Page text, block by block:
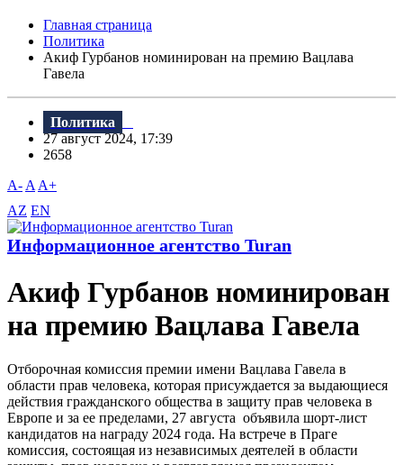
Главная страница
Политика
Акиф Гурбанов номинирован на премию Вацлава
Гавела
Политика
27 август 2024, 17:39
2658
A- A A+
AZ EN
Информационное агентство Turan
Акиф Гурбанов номинирован
на премию Вацлава Гавела
Отборочная комиссия премии имени Вацлава Гавела в
области прав человека, которая присуждается за выдающиеся
действия гражданского общества в защиту прав человека в
Европе и за ее пределами, 27 августа объявила шорт-лист
кандидатов на награду 2024 года. На встрече в Праге
комиссия, состоящая из независимых деятелей в области